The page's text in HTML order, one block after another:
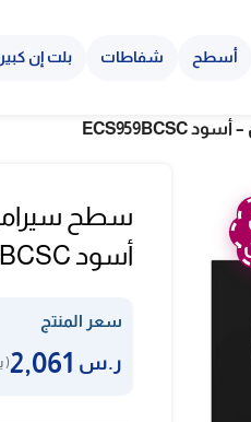
أسطح شفاطات بلت إن
أسود ECS959BCSC
سعر المنتج
ر.س (